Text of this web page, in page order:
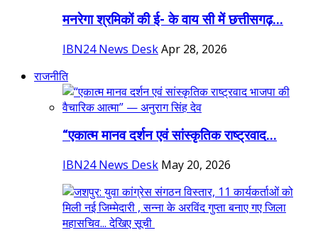
मनरेगा श्रमिकों की ई- के वाय सी में छत्तीसगढ़...
IBN24 News DeskApr 28, 2026
राजनीति
“एकात्म मानव दर्शन एवं सांस्कृतिक राष्ट्रवाद...
IBN24 News Desk May 20, 2026